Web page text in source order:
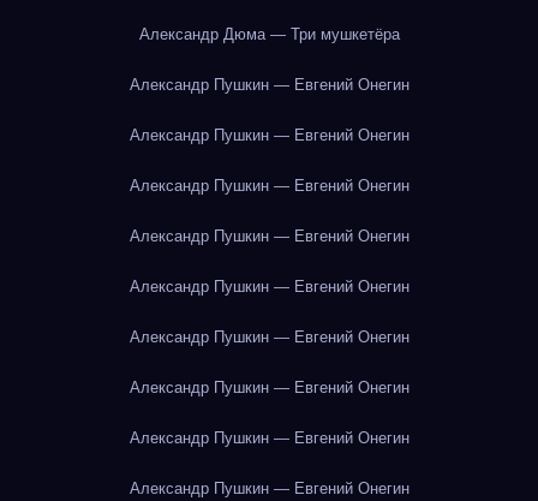
Александр Дюма — Три мушкетёра
Александр Пушкин — Евгений Онегин
Александр Пушкин — Евгений Онегин
Александр Пушкин — Евгений Онегин
Александр Пушкин — Евгений Онегин
Александр Пушкин — Евгений Онегин
Александр Пушкин — Евгений Онегин
Александр Пушкин — Евгений Онегин
Александр Пушкин — Евгений Онегин
Александр Пушкин — Евгений Онегин